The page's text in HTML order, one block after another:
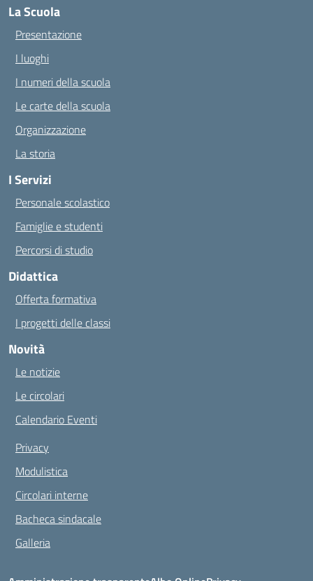
La Scuola
Presentazione
I luoghi
I numeri della scuola
Le carte della scuola
Organizzazione
La storia
I Servizi
Personale scolastico
Famiglie e studenti
Percorsi di studio
Didattica
Offerta formativa
I progetti delle classi
Novità
Le notizie
Le circolari
Calendario Eventi
Privacy
Modulistica
Circolari interne
Bacheca sindacale
Galleria